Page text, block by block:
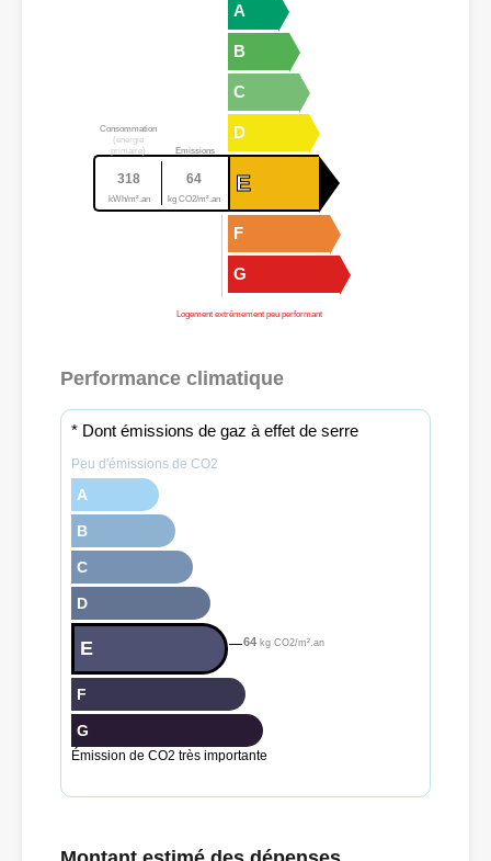
A
B
C
D
Consommation
(énergie
primaire)
Emissions
318
kWh/m².an
64
kg CO2/m².an
E
F
G
Logement extrêmement peu performant
Performance climatique
* Dont émissions de gaz à effet de serre
Peu d'émissions de CO2
A
B
C
D
E 64 kg CO2/m².an
F
G
Émission de CO2 très importante